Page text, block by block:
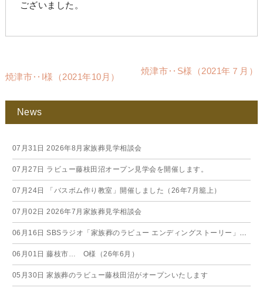
ございました。
焼津市‥I様（2021年10月）
焼津市‥S様（2021年７月）
News
07月31日 2026年8月家族葬見学相談会
07月27日 ラビュー藤枝田沼オープン見学会を開催します。
07月24日 「バスボム作り教室」開催しました（26年7月籠上）
07月02日 2026年7月家族葬見学相談会
06月16日 SBSラジオ「家族葬のラビュー エンディングストーリー」に弊社スタッフが出演いたしました（26年6月）
06月01日 藤枝市… O様（26年6月）
05月30日 家族葬のラビュー藤枝田沼がオープンいたします